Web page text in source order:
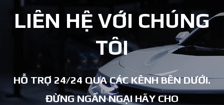
LIÊN HỆ VỚI CHÚNG
TÔI
HỖ TRỢ 24/24 QUA CÁC KÊNH BÊN DƯỚI.
ĐỪNG NGẦN NGẠI HÃY CHO